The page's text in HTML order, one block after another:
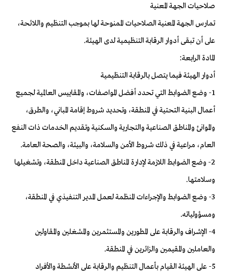
صلاحيات الجهة المعنية
تمارس الجهة المعنية الصلاحيات الممنوحة لها بموجب التنظيم واللائحة،
على أن تبقى أدوار الرقابة التنظيمية لدى الهيئة.
المادة الرابعة:
أدوار الهيئة فيما يتصل بالرقابة التنظيمية
1- وضع الضوابط التي تحدد أفضل المواصفات، والمقاييس العالمية لجميع
أعمال البنية التحتية في المنطقة، وتحديد شروط إقامة المباني، والطرق،
والموانئ والمناطق الصناعية والتجارية والسكنية وتقديم الخدمات ذات النفع
العام، مراعية في ذلك شروط الأمن والسلامة، والبيئة، والصحة العامة.
2- وضع الضوابط اللازمة لإدارة المناطق الصناعية داخل المنطقة، وتشغيلها
وسلامتها.
3- وضع الضوابط والإجراءات المنظمة لعمل المدير التنفيذي في المنطقة،
ومسؤولياته.
4- الإشراف والرقابة على المطورين والمستثمرين والمشغلين والمقاولين
والعاملين والمقيمين والزائرين في المنطقة.
5- على الهيئة القيام بأعمال التنظيم والرقابة على الأنشطة والأفراد